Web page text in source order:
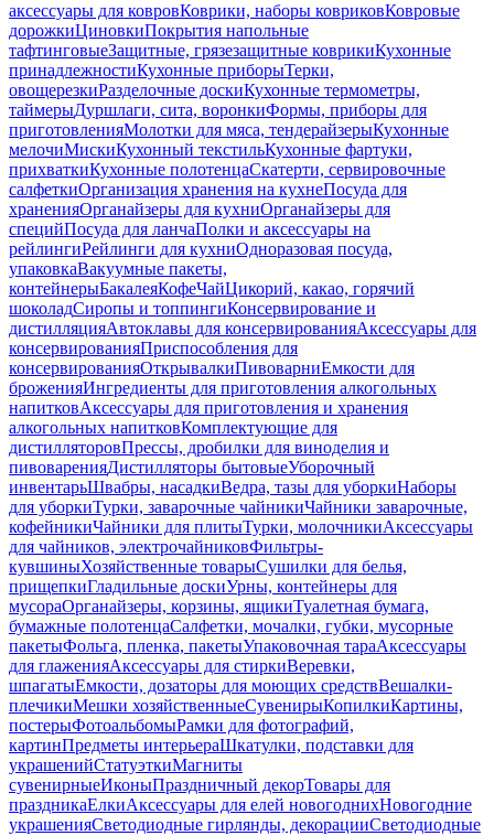
аксессуары для ковровКоврики, наборы ковриковКовровые
дорожкиЦиновкиПокрытия напольные
тафтинговыеЗащитные, грязезащитные коврикиКухонные
принадлежностиКухонные приборыТерки,
овощерезкиРазделочные доскиКухонные термометры,
таймерыДуршлаги, сита, воронкиФормы, приборы для
приготовленияМолотки для мяса, тендерайзерыКухонные
мелочиМискиКухонный текстильКухонные фартуки,
прихваткиКухонные полотенцаСкатерти, сервировочные
салфеткиОрганизация хранения на кухнеПосуда для
храненияОрганайзеры для кухниОрганайзеры для
специйПосуда для ланчаПолки и аксессуары на
рейлингиРейлинги для кухниОдноразовая посуда,
упаковкаВакуумные пакеты,
контейнерыБакалеяКофеЧайЦикорий, какао, горячий
шоколадСиропы и топпингиКонсервирование и
дистилляцияАвтоклавы для консервированияАксессуары для
консервированияПриспособления для
консервированияОткрывалкиПивоварниЕмкости для
броженияИнгредиенты для приготовления алкогольных
напитковАксессуары для приготовления и хранения
алкогольных напитковКомплектующие для
дистилляторовПрессы, дробилки для виноделия и
пивоваренияДистилляторы бытовыеУборочный
инвентарьШвабры, насадкиВедра, тазы для уборкиНаборы
для уборкиТурки, заварочные чайникиЧайники заварочные,
кофейникиЧайники для плитыТурки, молочникиАксессуары
для чайников, электрочайниковФильтры-
кувшиныХозяйственные товарыСушилки для белья,
прищепкиГладильные доскиУрны, контейнеры для
мусораОрганайзеры, корзины, ящикиТуалетная бумага,
бумажные полотенцаСалфетки, мочалки, губки, мусорные
пакетыФольга, пленка, пакетыУпаковочная тараАксессуары
для глаженияАксессуары для стиркиВеревки,
шпагатыЕмкости, дозаторы для моющих средствВешалки-
плечикиМешки хозяйственныеСувенирыКопилкиКартины,
постерыФотоальбомыРамки для фотографий,
картинПредметы интерьераШкатулки, подставки для
украшенийСтатуэткиМагниты
сувенирныеИконыПраздничный декорТовары для
праздникаЕлкиАксессуары для елей новогоднихНовогодние
украшенияСветодиодные гирлянды, декорацииСветодиодные